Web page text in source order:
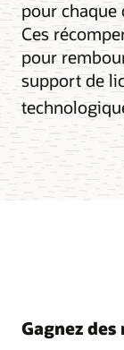
pour chaque
Ces
pour
support de
Gagnez